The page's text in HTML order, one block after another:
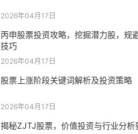
2026年04月17日
丙申股票投资攻略，挖掘潜力股，规
技巧
2026年04月17日
股票上涨阶段关键词解析及投资策略
2026年04月17日
揭秘ZJTJ股票，价值投资与行业分析